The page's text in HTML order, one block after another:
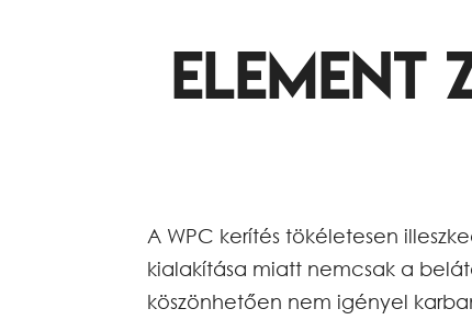
Element
A WPC kerítés tökéletesen
kialakítása miatt nemcsak a
köszönhetően nem igényel